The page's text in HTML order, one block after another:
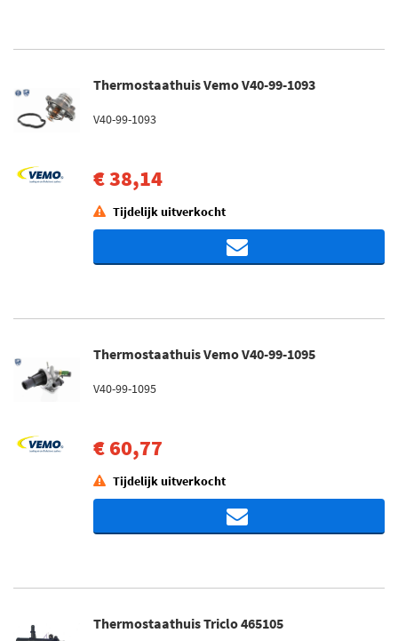
Thermostaathuis Vemo V40-99-1093
V40-99-1093
€ 38,14
Tijdelijk uitverkocht
Thermostaathuis Vemo V40-99-1095
V40-99-1095
€ 60,77
Tijdelijk uitverkocht
Thermostaathuis Triclo 465105